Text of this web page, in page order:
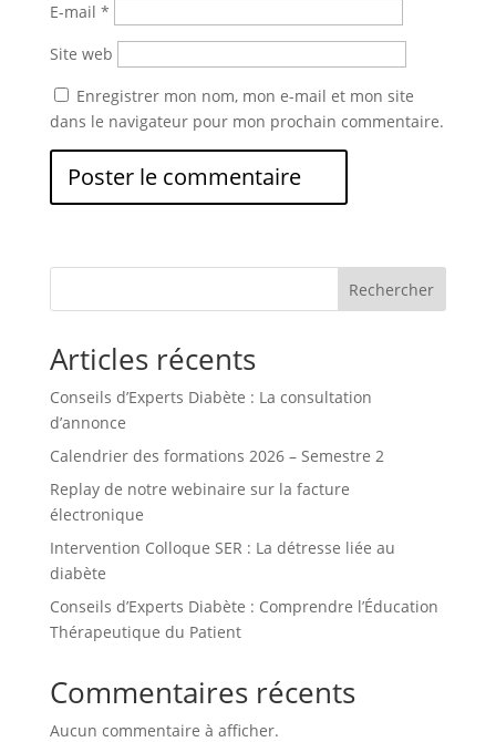
E-mail *
Site web
Enregistrer mon nom, mon e-mail et mon site
dans le navigateur pour mon prochain commentaire.
Rechercher
Articles récents
Conseils d’Experts Diabète : La consultation
d’annonce
Calendrier des formations 2026 – Semestre 2
Replay de notre webinaire sur la facture
électronique
Intervention Colloque SER : La détresse liée au
diabète
Conseils d’Experts Diabète : Comprendre l’Éducation
Thérapeutique du Patient
Commentaires récents
Aucun commentaire à afficher.